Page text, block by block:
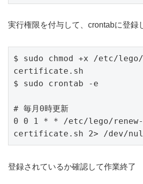
実行権限を付与して、crontabに登録
$ sudo chmod +x /etc/lego/
certificate.sh
$ sudo crontab -e
# 毎月0時更新
0 0 1 * * /etc/lego/renew-
登録されているか確認して作業終了